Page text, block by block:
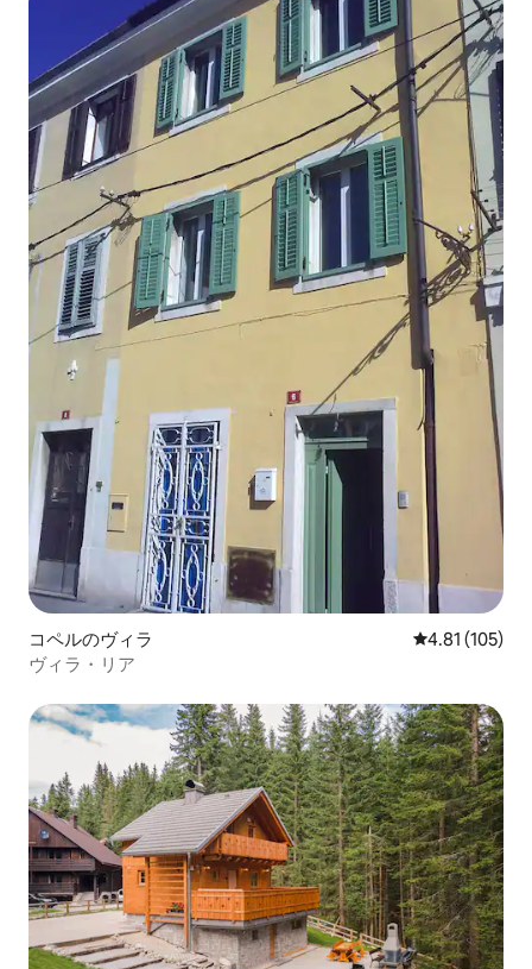
コペルのヴィラ レビュー105
4.81 (105)
ヴィラ・リア